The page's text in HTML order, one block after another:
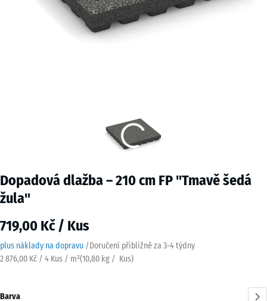
Dopadová dlažba – 210 cm FP "Tmavě šedá
žula"
719,00 Kč / Kus
plus náklady na dopravu /Doručení přibližně za 3-4 týdny
2 876,00 Kč / 4 Kus / m²(10,80 kg / Kus)
Barva